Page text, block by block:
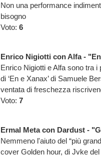
Non una performance
bisogno
Voto: 6
Enrico Nigiotti con Alfa -
Enrico Nigiotti e Alfa sono tra
di ‘En e Xanax’ di Samuele
ventata di freschezza
Voto: 7
Ermal Meta con Dardust -
Nemmeno l'aiuto del “più
cover Golden hour, di Jvke